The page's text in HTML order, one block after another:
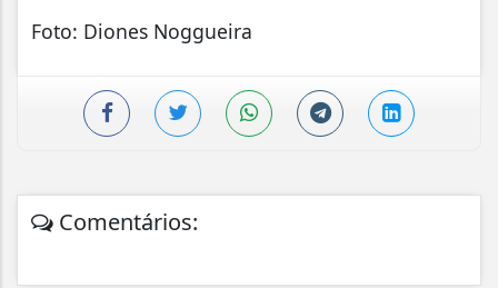
Foto: Diones Noggueira
Comentários: